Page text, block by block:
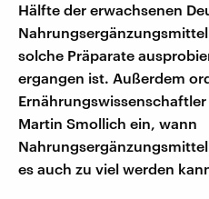
Hälfte der erwachsenen
solche Präparate
ergangen ist. Außerdem
Martin Smollich ein, wann
es auch zu viel werden